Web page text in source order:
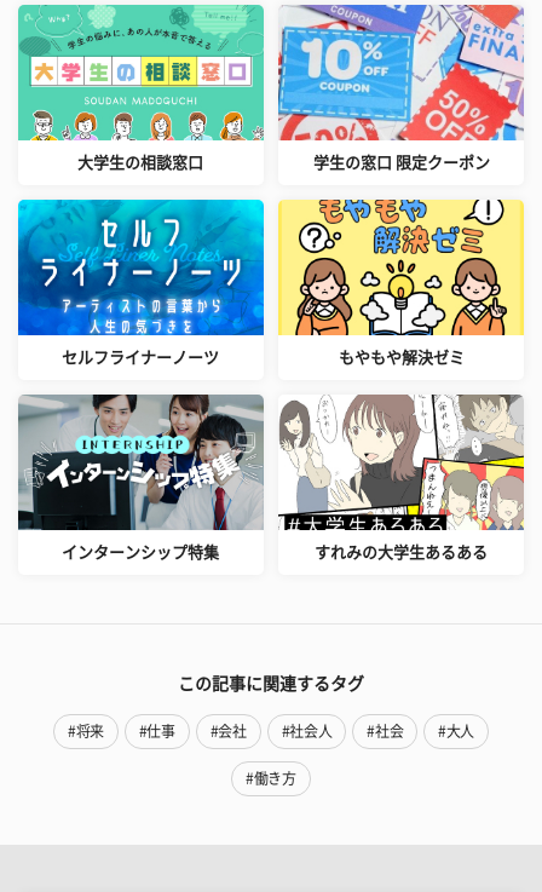
大学生の相談窓口 学生の窓口 限定クーポン
セルフライナーノーツ もやもや解決ゼミ
インターンシップ特集 すれみの大学生あるある
この記事に関連するタグ
#将来 #仕事 #会社 #社会人 #社会 #大人
#働き方